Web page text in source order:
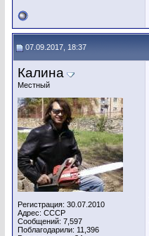
07.09.2017, 18:37
Калина
Местный
Регистрация: 30.07.2010
Адрес: СССР
Сообщений: 7,597
Поблагодарили: 11,396